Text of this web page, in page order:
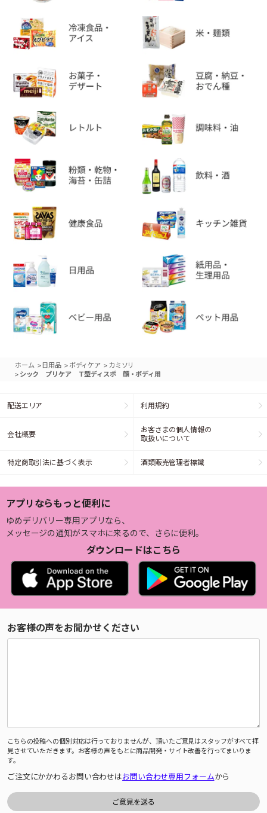
ホーム > 日用品 > ボディケア > カミソリ
> シック プリケア Ｔ型ディスポ 顔・ボディ用
配送エリア 利用規約
会社概要
お客さまの個人情報の
取扱いについて
特定商取引法に基づく表示 酒類販売管理者標識
アプリならもっと便利に
ゆめデリバリー専用アプリなら、
メッセージの通知がスマホに来るので、さらに便利。
ダウンロードはこちら
お客様の声をお聞かせください
こちらの投稿への個別対応は行っておりませんが、頂いたご意見はスタッフがすべて拝
見させていただきます。お客様の声をもとに商品開発・サイト改善を行ってまいりま
す。
ご注文にかかわるお問い合わせはお問い合わせ専用フォームから